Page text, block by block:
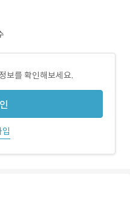
보를 확인해보세요.